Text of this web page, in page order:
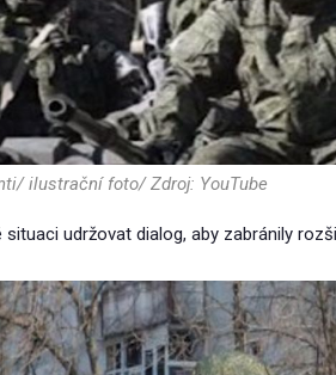
ilustrační foto/ Zdroj: YouTube
udržovat dialog, aby zabránily